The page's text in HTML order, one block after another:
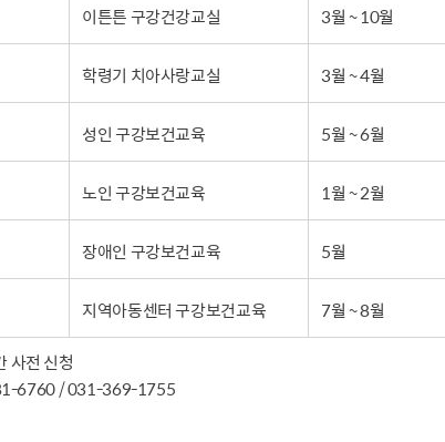
이튼튼 구강건강교실 3월 ~ 10월
학령기 치아사랑교실 3월 ~ 4월
성인 구강보건교육 5월 ~ 6월
노인 구강보건교육 1월 ~ 2월
장애인 구강보건교육 5월
지역아동센터 구강보건교육 7월 ~ 8월
사전 신청
6760 / 031-369-1755